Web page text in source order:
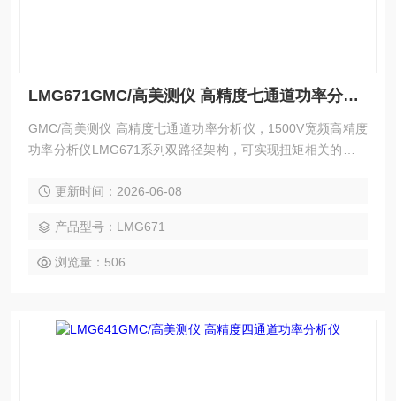
LMG671GMC/高美测仪 高精度七通道功率分析仪
GMC/高美测仪 高精度七通道功率分析仪，1500V宽频高精度
功率分析仪LMG671系列双路径架构，可实现扭矩相关的基波
个通道，3种精度可选，为客户实现性价比和可升级性能。
更新时间：2026-06-08
产品型号：LMG671
浏览量：506